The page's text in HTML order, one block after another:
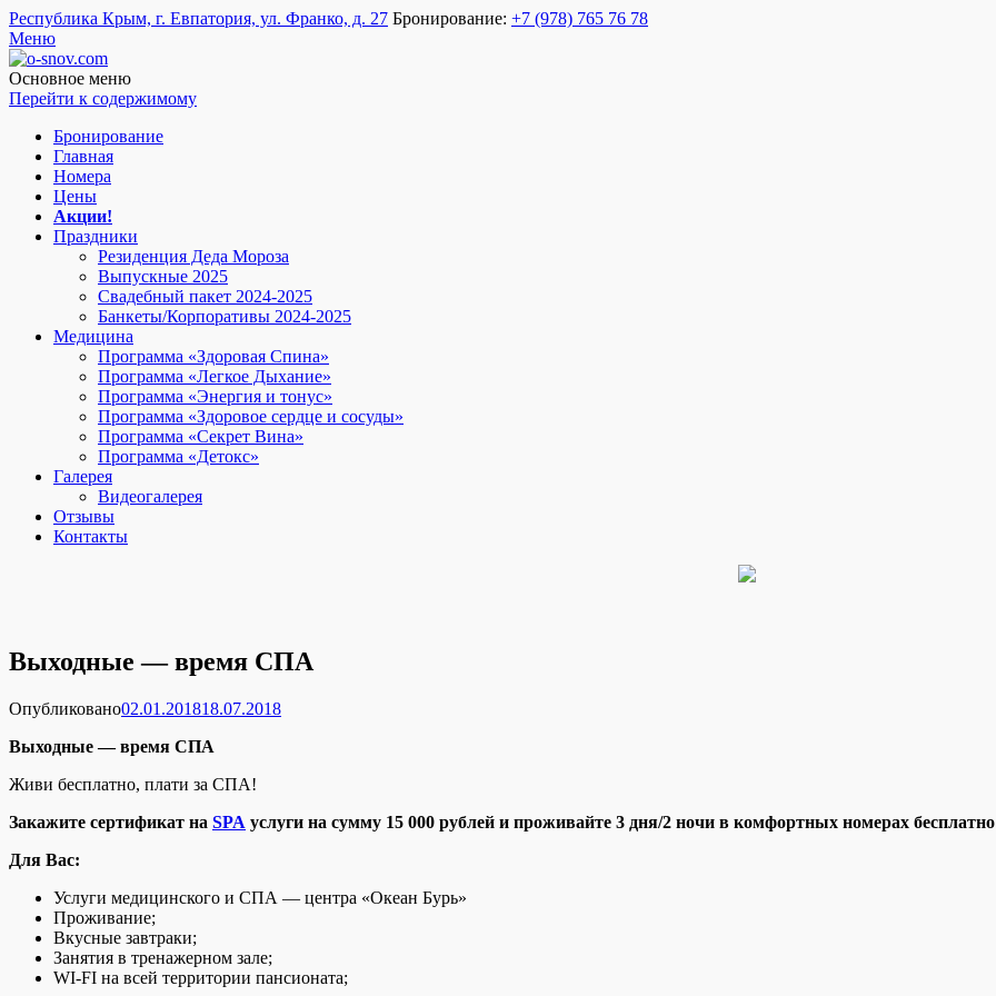
Республика Крым, г. Евпатория, ул. Франко, д. 27 Бронирование: +7 (978) 765 76 78
Меню
o-snov.com
Пансионат Евпатории - Озеро сновидений. Гостиница у моря в Евпатории. Отель в Евпатории на берегу. Пансионат в
пожаловать!
Основное меню
Перейти к содержимому
Бронирование
Главная
Номера
Цены
Акции!
Праздники
Резиденция Деда Мороза
Выпускные 2025
Свадебный пакет 2024-2025
Банкеты/Корпоративы 2024-2025
Медицина
Программа «Здоровая Спина»
Программа «Легкое Дыхание»
Программа «Энергия и тонус»
Программа «Здоровое сердце и сосуды»
Программа «Секрет Вина»
Программа «Детокс»
Галерея
Видеогалерея
Отзывы
Контакты
Выходные — время СПА
Опубликовано02.01.201818.07.2018
Выходные — время СПА
Живи бесплатно, плати за СПА!
Закажите сертификат на SPA услуги на сумму 15 000 рублей и проживайте 3 дня/2 ночи в комфортных номерах
Для Вас:
Услуги медицинского и СПА — центра «Океан Бурь»
Проживание;
Вкусные завтраки;
Занятия в тренажерном зале;
WI-FI на всей территории пансионата;